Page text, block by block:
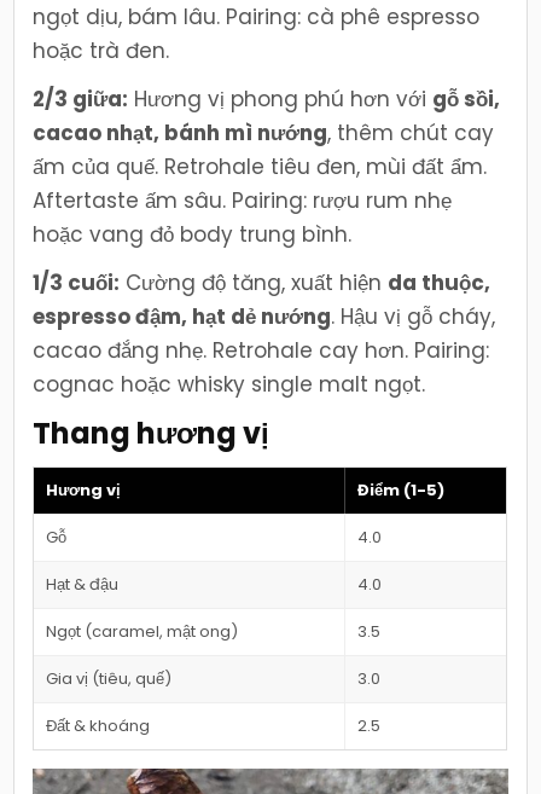
ngọt dịu, bám lâu. Pairing: cà phê espresso
hoặc trà đen.
2/3 giữa: Hương vị phong phú hơn với gỗ sồi,
cacao nhạt, bánh mì nướng, thêm chút cay
ấm của quế. Retrohale tiêu đen, mùi đất ẩm.
Aftertaste ấm sâu. Pairing: rượu rum nhẹ
hoặc vang đỏ body trung bình.
1/3 cuối: Cường độ tăng, xuất hiện da thuộc,
espresso đậm, hạt dẻ nướng. Hậu vị gỗ cháy,
cacao đắng nhẹ. Retrohale cay hơn. Pairing:
cognac hoặc whisky single malt ngọt.
Thang hương vị
Hương vị Điểm (1-5)
Gỗ 4.0
Hạt & đậu 4.0
Ngọt (caramel, mật ong) 3.5
Gia vị (tiêu, quế) 3.0
Đất & khoáng 2.5